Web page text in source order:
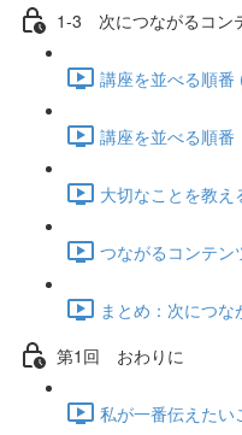
1-3 次につながるコン
講座を並べる順番
講座を並べる順番
大切なことを教
つながるコンテ
まとめ：次につ
第1回 おわりに
私が一番伝えたい